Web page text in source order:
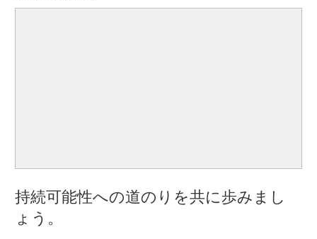
持続可能性への道のりを共に歩みまし
ょう。